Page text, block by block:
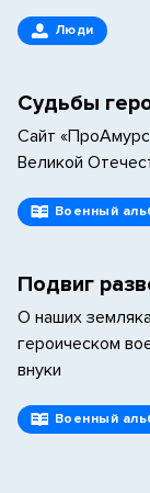
Люди
Судьбы
Сайт
Великой
Военный
Подвиг
О наших
героическом
внуки
Военный